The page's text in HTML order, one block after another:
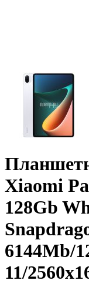
Xiaomi
128Gb
6144Mb/­
11/­